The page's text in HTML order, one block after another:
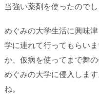
当強い薬剤を使ったので
めぐみの大学生活に興味
学に連れて行ってもらい
か、仮病を使ってまで舞
めぐみの大学に侵入しま
ね。